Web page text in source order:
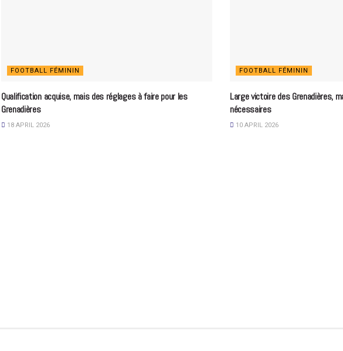
FOOTBALL FÉMININ
Qualification acquise, mais des réglages à faire pour les
Grenadières
18 APRIL 2026
FOOTBALL FÉMININ
Large victoire des Grenadières,
nécessaires
10 APRIL 2026